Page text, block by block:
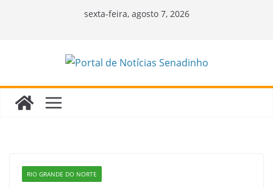
sexta-feira, agosto 7, 2026
RIO GRANDE DO NORTE